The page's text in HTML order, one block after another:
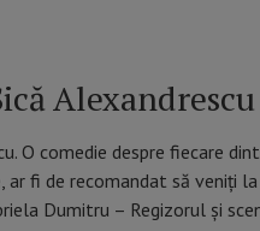
Alexandrescu
O comedie despre fiecare
fi de recomandat să veniți
Dumitru – Regizorul și